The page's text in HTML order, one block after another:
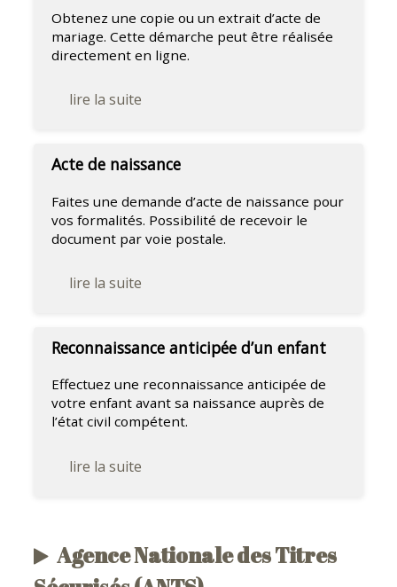
Obtenez une copie ou un extrait d’acte de
mariage. Cette démarche peut être réalisée
directement en ligne.
lire la suite
Acte de naissance
Faites une demande d’acte de naissance pour
vos formalités. Possibilité de recevoir le
document par voie postale.
lire la suite
Reconnaissance anticipée d’un enfant
Effectuez une reconnaissance anticipée de
votre enfant avant sa naissance auprès de
l’état civil compétent.
lire la suite
Agence Nationale des Titres